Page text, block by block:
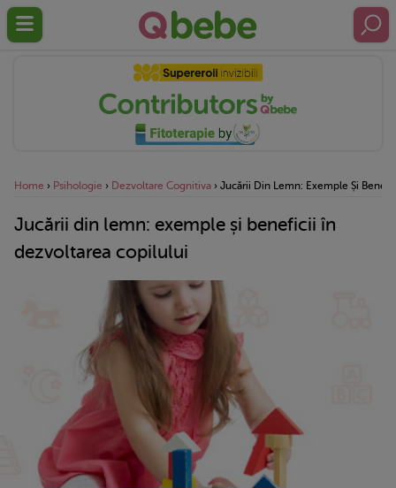
Home › Psihologie › Dezvoltare Cognitiva › Jucării Din Lemn: Exemple Și
Jucării din lemn: exemple și beneficii în
dezvoltarea copilului